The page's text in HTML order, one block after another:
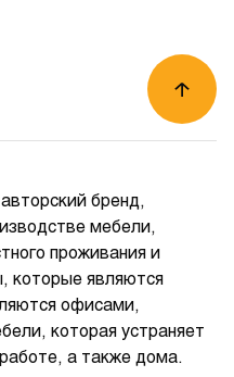
бренд,
мебели,
проживания и
которые являются
офисами,
которая устраняет
а также дома.